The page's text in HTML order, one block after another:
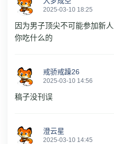
2025-03-10 18:25
因为男子顶尖不可能参加新
你吃什么的
戒骄戒躁26
2025-03-10 14:56
稿子没刊误
澄云星
2025-03-10 14:45